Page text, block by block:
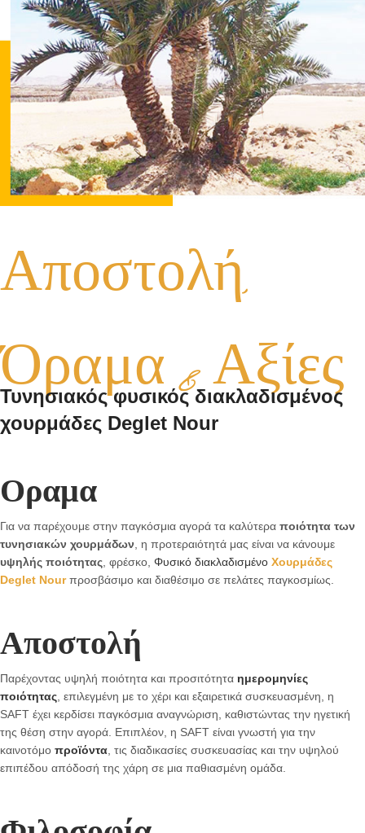
Αποστολή,
Όραμα & Αξίες
Τυνησιακός φυσικός διακλαδισμένος
χουρμάδες Deglet Nour
Οραμα
Για να παρέχουμε στην παγκόσμια αγορά τα καλύτερα ποιότητα των
τυνησιακών χουρμάδων, η προτεραιότητά μας είναι να κάνουμε
υψηλής ποιότητας, φρέσκο, Φυσικό διακλαδισμένο Χουρμάδες
Deglet Nourπροσβάσιμο και διαθέσιμο σε πελάτες παγκοσμίως.
Αποστολή
Παρέχοντας υψηλή ποιότητα και προσιτότητα ημερομηνίες
ποιότητας, επιλεγμένη με το χέρι και εξαιρετικά συσκευασμένη, η
SAFT έχει κερδίσει παγκόσμια αναγνώριση, καθιστώντας την ηγετική
της θέση στην αγορά. Επιπλέον, η SAFT είναι γνωστή για την
καινοτόμο προϊόντα, τις διαδικασίες συσκευασίας και την υψηλού
επιπέδου απόδοσή της χάρη σε μια παθιασμένη ομάδα.